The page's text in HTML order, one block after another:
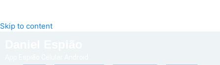
Skip to content